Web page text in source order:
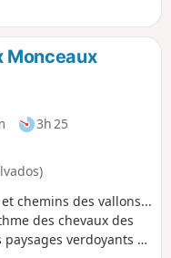
Monceaux
3h 25
chemins des vallons...
des chevaux des
verdoyants et